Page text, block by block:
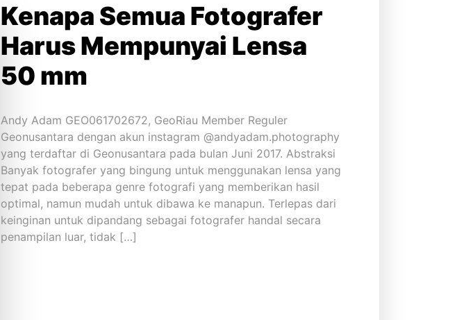
Kenapa Semua Fotografer
Harus Mempunyai Lensa
50 mm
Andy Adam GEO061702672, GeoRiau Member Reguler
Geonusantara dengan akun instagram @andyadam.photography
yang terdaftar di Geonusantara pada bulan Juni 2017. Abstraksi
Banyak fotografer yang bingung untuk menggunakan lensa yang
tepat pada beberapa genre fotografi yang memberikan hasil
optimal, namun mudah untuk dibawa ke manapun. Terlepas dari
keinginan untuk dipandang sebagai fotografer handal secara
penampilan luar, tidak […]